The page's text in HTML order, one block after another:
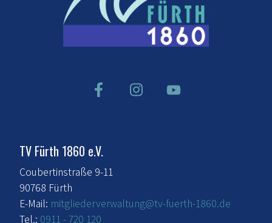
TV Fürth 1860 e.V.
Coubertinstraße 9-11
90768 Fürth
E-Mail: mitgliederverwaltung@tv-fuerth-1860.de
Tel.: 0911 - 720 120